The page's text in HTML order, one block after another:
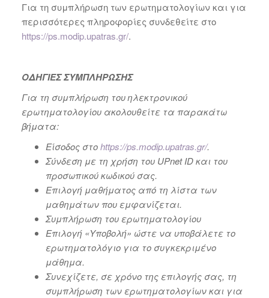
Για τη συμπλήρωση των ερωτηματολογίων και για
περισσότερες πληροφορίες συνδεθείτε στο
https://ps.modip.upatras.gr/.
ΟΔΗΓΙΕΣ ΣΥΜΠΛΗΡΩΣΗΣ
Για τη συμπλήρωση του ηλεκτρονικού
ερωτηματολογίου ακολουθείτε τα παρακάτω
βήματα:
Είσοδος στοhttps://ps.modip.upatras.gr/.
Σύνδεση με τη χρήση του UPnet IDκαι του
προσωπικού κωδικού σας.
Επιλογή μαθήματος από τη λίστα των
μαθημάτων που εμφανίζεται.
Συμπλήρωση του ερωτηματολογίου
Επιλογή «Υποβολή» ώστε να υποβάλετε το
ερωτηματολόγιο για το συγκεκριμένο
μάθημα.
Συνεχίζετε, σε χρόνο της επιλογής σας, τη
συμπλήρωση των ερωτηματολογίων και για